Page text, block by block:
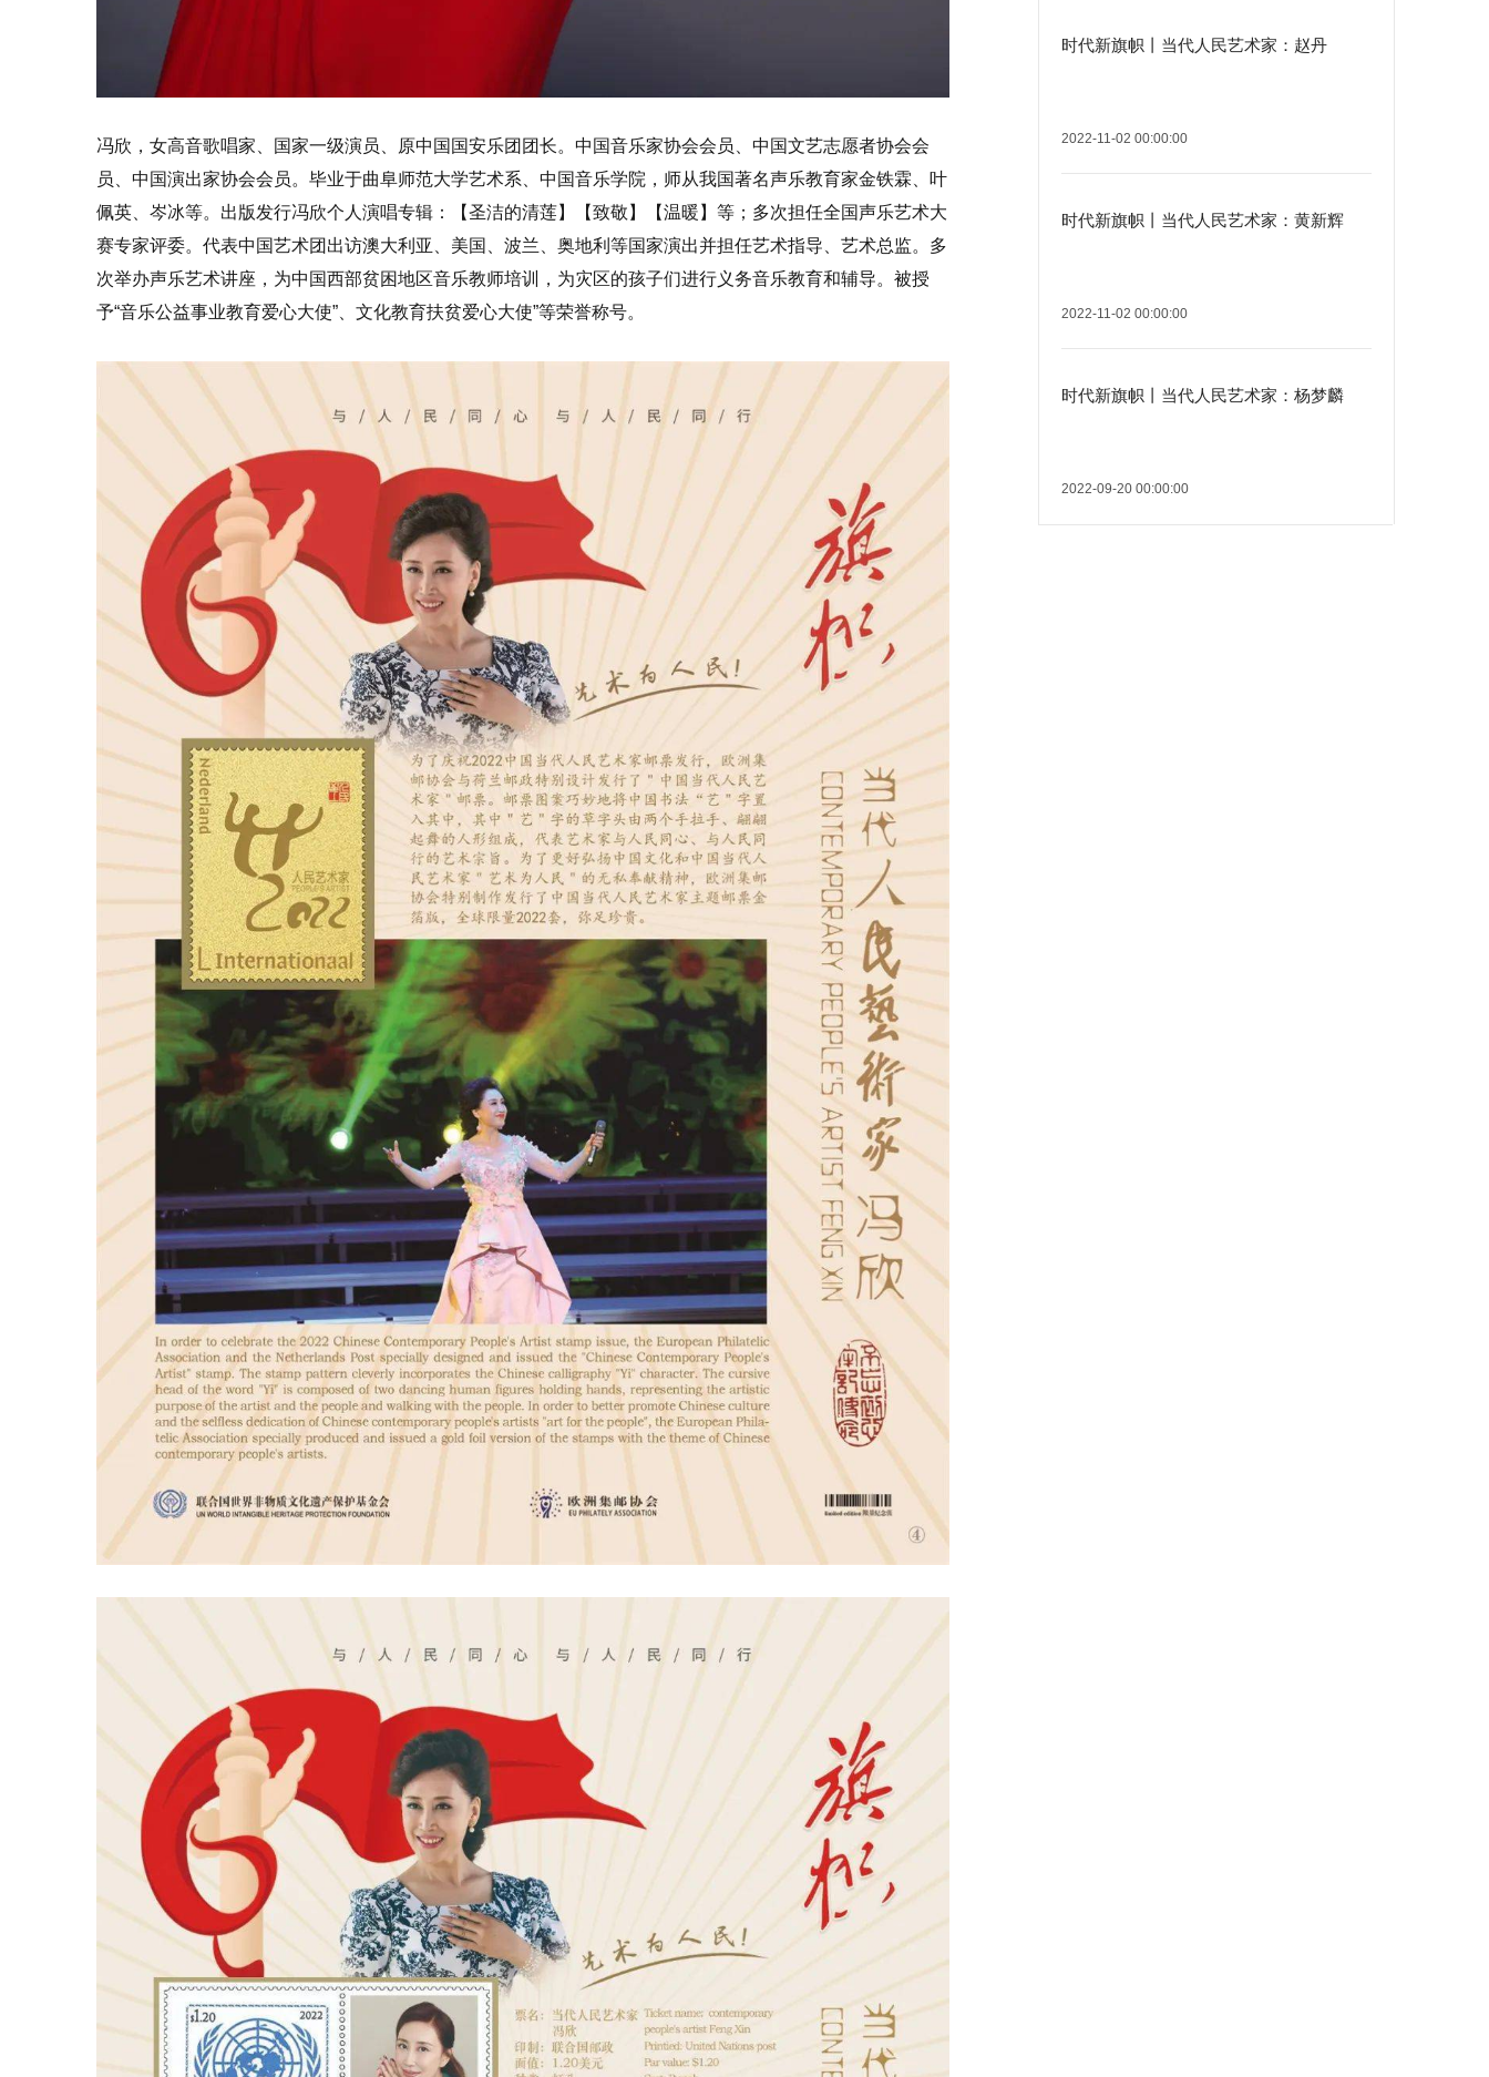
时代新旗帜丨当代人民艺术家：赵丹
2022-11-02 00:00:00
时代新旗帜丨当代人民艺术家：黄新辉
2022-11-02 00:00:00
时代新旗帜丨当代人民艺术家：杨梦麟
2022-09-20 00:00:00
冯欣，女高音歌唱家、国家一级演员、原中国国安乐团团长。中国音乐家协会会员、中国文艺志愿者协会会
员、中国演出家协会会员。毕业于曲阜师范大学艺术系、中国音乐学院，师从我国著名声乐教育家金铁霖、叶
佩英、岑冰等。出版发行冯欣个人演唱专辑：【圣洁的清莲】【致敬】【温暖】等；多次担任全国声乐艺术大
赛专家评委。代表中国艺术团出访澳大利亚、美国、波兰、奥地利等国家演出并担任艺术指导、艺术总监。多
次举办声乐艺术讲座，为中国西部贫困地区音乐教师培训，为灾区的孩子们进行义务音乐教育和辅导。被授
予“音乐公益事业教育爱心大使”、文化教育扶贫爱心大使”等荣誉称号。